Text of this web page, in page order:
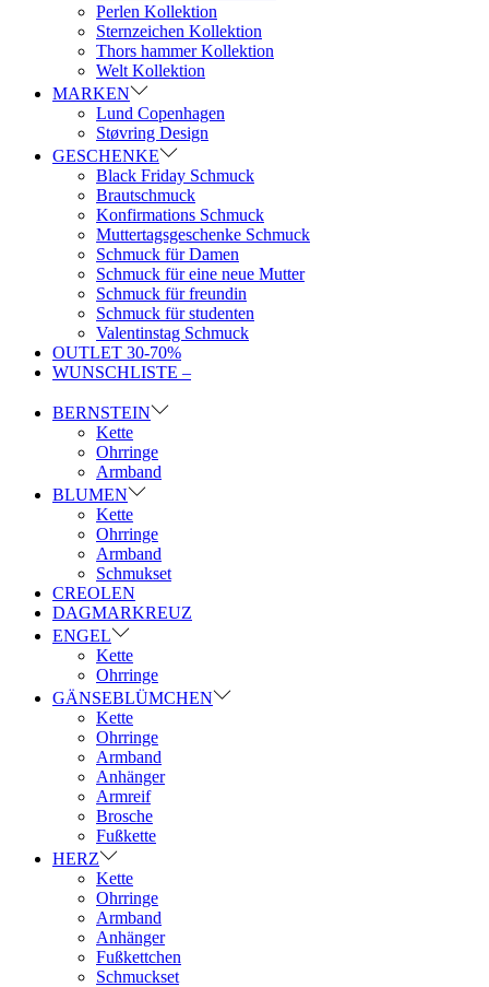
Perlen Kollektion
Sternzeichen Kollektion
Thors hammer Kollektion
Welt Kollektion
MARKEN
Lund Copenhagen
Støvring Design
GESCHENKE
Black Friday Schmuck
Brautschmuck
Konfirmations Schmuck
Muttertagsgeschenke Schmuck
Schmuck für Damen
Schmuck für eine neue Mutter
Schmuck für freundin
Schmuck für studenten
Valentinstag Schmuck
OUTLET 30-70%
WUNSCHLISTE –
BERNSTEIN
Kette
Ohrringe
Armband
BLUMEN
Kette
Ohrringe
Armband
Schmukset
CREOLEN
DAGMARKREUZ
ENGEL
Kette
Ohrringe
GÄNSEBLÜMCHEN
Kette
Ohrringe
Armband
Anhänger
Armreif
Brosche
Fußkette
HERZ
Kette
Ohrringe
Armband
Anhänger
Fußkettchen
Schmuckset